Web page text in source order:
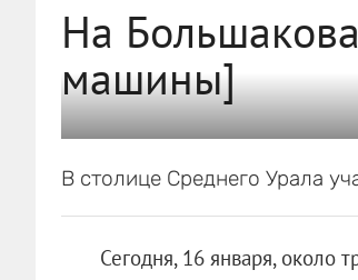
На
машины]
В столице Среднего Урала
Сегодня, 16 января, около